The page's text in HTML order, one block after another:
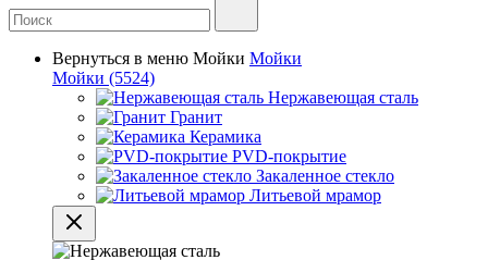
Вернуться в меню Мойки Мойки
Мойки (5524)
Нержавеющая сталь
Гранит
Керамика
PVD-покрытие
Закаленное стекло
Литьевой мрамор